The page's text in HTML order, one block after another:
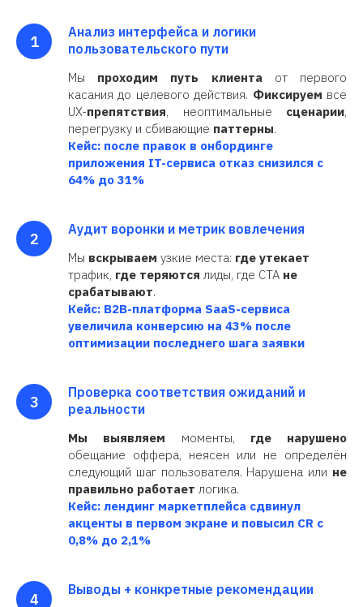
Анализ интерфейса и логики
пользовательского пути
Мы проходим путь клиента от первого
касания до целевого действия. Фиксируем все
UX-препятствия, неоптимальные сценарии,
перегрузку и сбивающие паттерны.
Кейс: после правок в онбординге
приложения IT-сервиса отказ снизился с
64% до 31%
Аудит воронки и метрик вовлечения
Мы вскрываем узкие места: где утекает
трафик, где теряются лиды, где CTA не
срабатывают.
Кейс: B2B-платформа SaaS-сервиса
увеличила конверсию на 43% после
оптимизации последнего шага заявки
Проверка соответствия ожиданий и
реальности
Мы выявляем моменты, где нарушено
обещание оффера, неясен или не определён
следующий шаг пользователя. Нарушена или не
правильно работает логика.
Кейс: лендинг маркетплейса сдвинул
акценты в первом экране и повысил CR с
0,8% до 2,1%
Выводы + конкретные рекомендации